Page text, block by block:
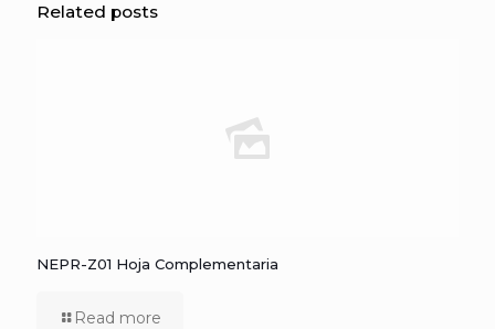
Related posts
NEPR-Z01 Hoja Complementaria
Read more